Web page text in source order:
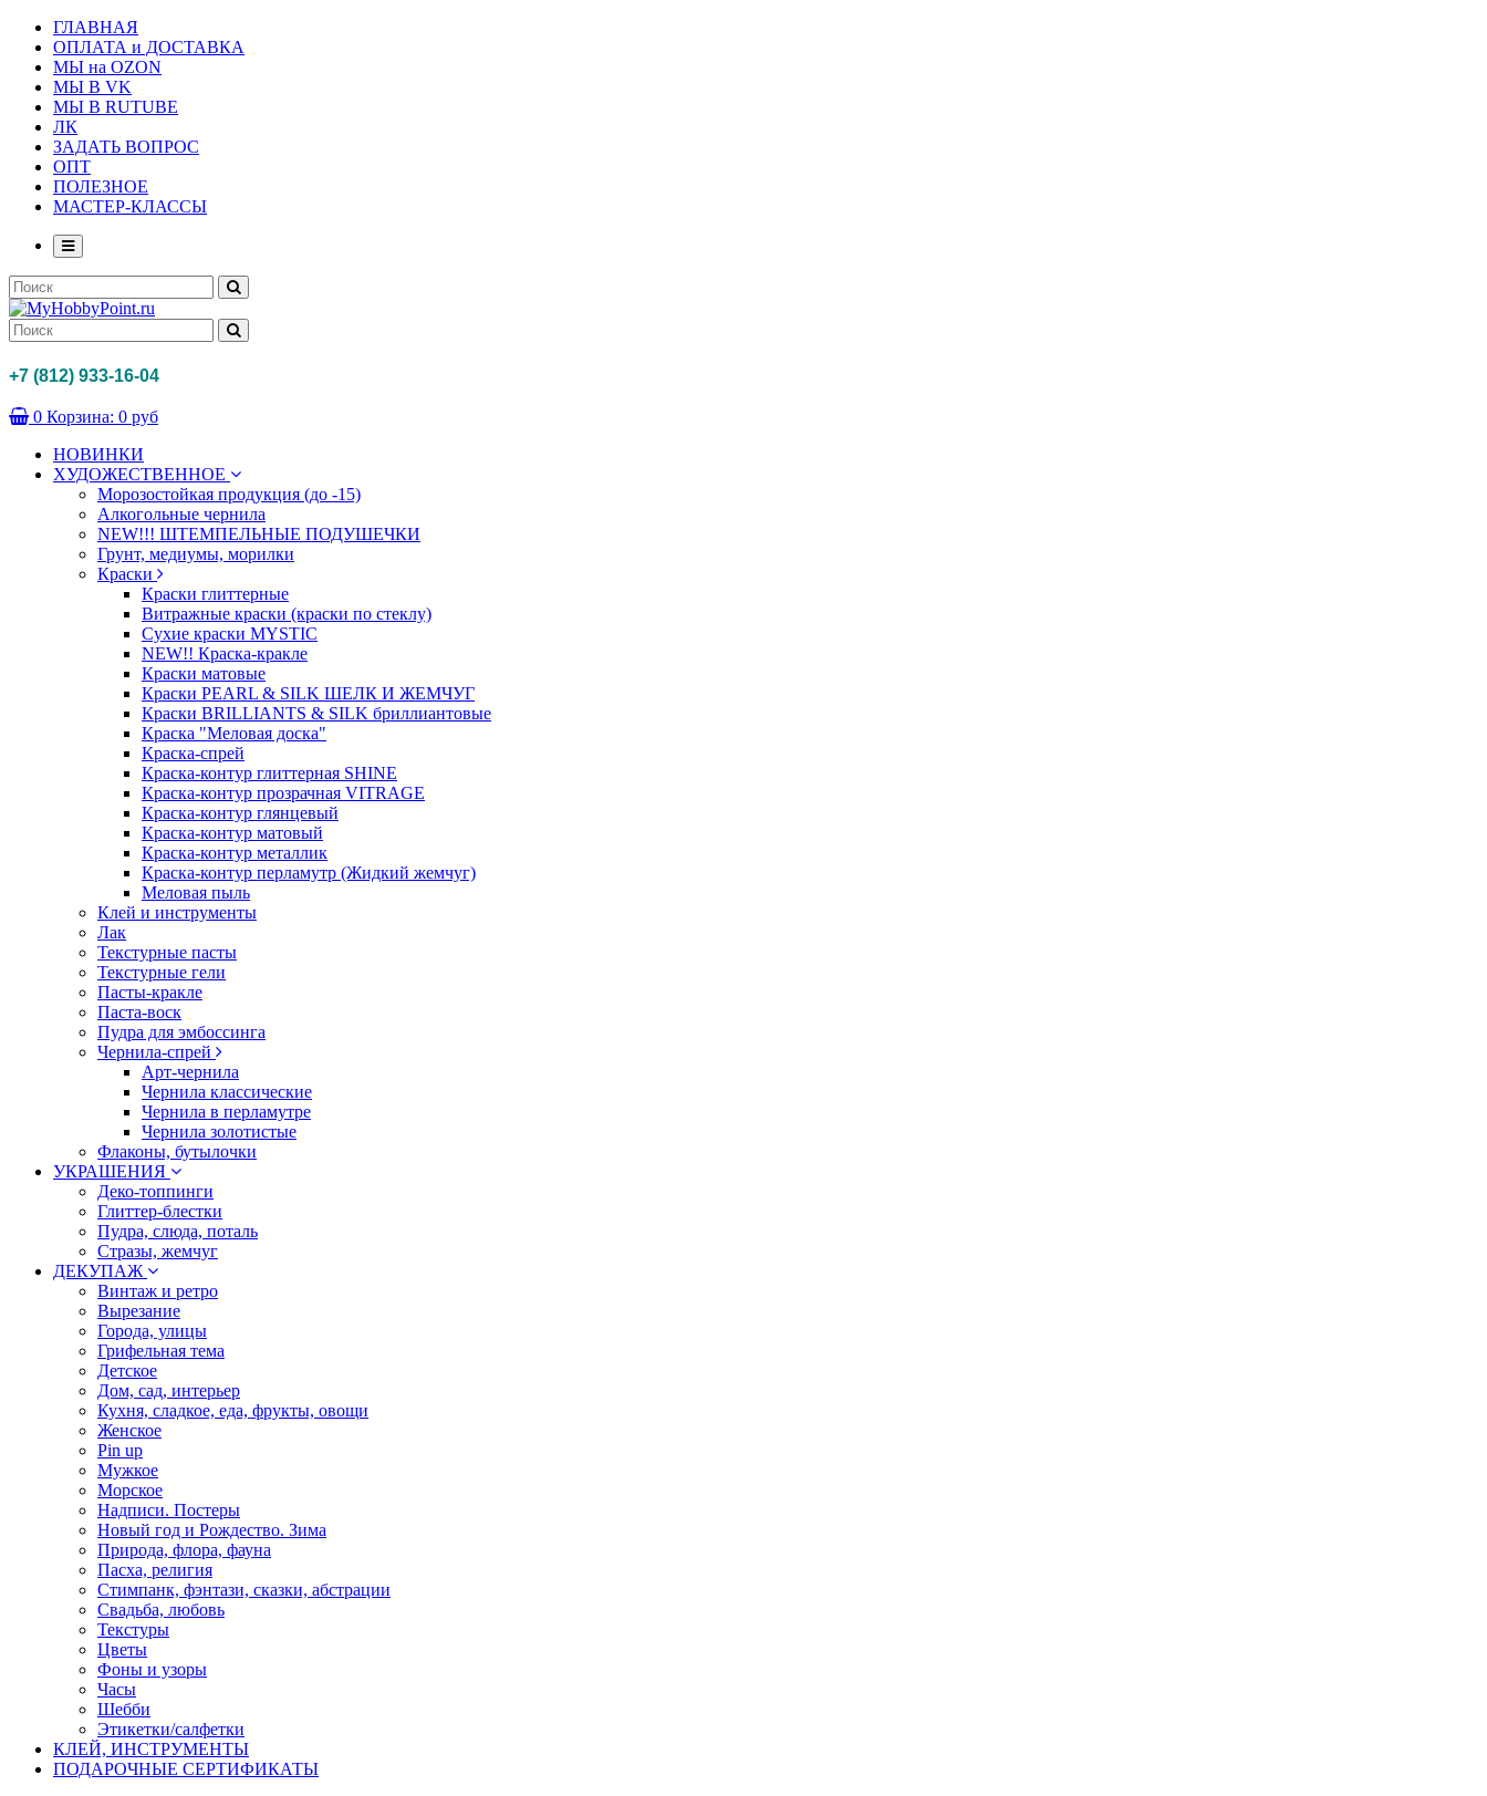
ГЛАВНАЯ
ОПЛАТА и ДОСТАВКА
МЫ на OZON
МЫ В VK
МЫ В RUTUBE
ЛК
ЗАДАТЬ ВОПРОС
ОПТ
ПОЛЕЗНОЕ
МАСТЕР-КЛАССЫ
+7 (812) 933-16-04
0 Корзина: 0 руб
НОВИНКИ
ХУДОЖЕСТВЕННОЕ
Морозостойкая продукция (до -15)
Алкогольные чернила
NEW!!! ШТЕМПЕЛЬНЫЕ ПОДУШЕЧКИ
Грунт, медиумы, морилки
Краски
Краски глиттерные
Витражные краски (краски по стеклу)
Сухие краски MYSTIC
NEW!! Краска-кракле
Краски матовые
Краски PEARL & SILK ШЕЛК И ЖЕМЧУГ
Краски BRILLIANTS & SILK бриллиантовые
Краска "Меловая доска"
Краска-спрей
Краска-контур глиттерная SHINE
Краска-контур прозрачная VITRAGE
Краска-контур глянцевый
Краска-контур матовый
Краска-контур металлик
Краска-контур перламутр (Жидкий жемчуг)
Меловая пыль
Клей и инструменты
Лак
Текстурные пасты
Текстурные гели
Пасты-кракле
Паста-воск
Пудра для эмбоссинга
Чернила-спрей
Арт-чернила
Чернила классические
Чернила в перламутре
Чернила золотистые
Флаконы, бутылочки
УКРАШЕНИЯ
Деко-топпинги
Глиттер-блестки
Пудра, слюда, поталь
Стразы, жемчуг
ДЕКУПАЖ
Винтаж и ретро
Вырезание
Города, улицы
Грифельная тема
Детское
Дом, сад, интерьер
Кухня, сладкое, еда, фрукты, овощи
Женское
Pin up
Мужкое
Морское
Надписи. Постеры
Новый год и Рождество. Зима
Природа, флора, фауна
Пасха, религия
Стимпанк, фэнтази, сказки, абстрации
Свадьба, любовь
Текстуры
Цветы
Фоны и узоры
Часы
Шебби
Этикетки/салфетки
КЛЕЙ, ИНСТРУМЕНТЫ
ПОДАРОЧНЫЕ СЕРТИФИКАТЫ